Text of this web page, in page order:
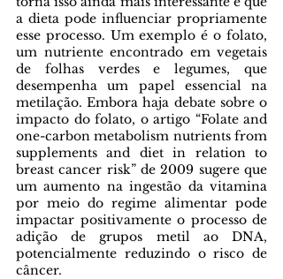
a dieta pode influenciar propriamente
esse processo. Um exemplo é o folato,
um nutriente encontrado em vegetais
de folhas verdes e legumes, que
desempenha um papel essencial na
metilação. Embora haja debate sobre o
impacto do folato, o artigo “Folate and
one-carbon metabolism nutrients from
supplements and diet in relation to
breast cancer risk” de 2009 sugere que
um aumento na ingestão da vitamina
por meio do regime alimentar pode
impactar positivamente o processo de
adição de grupos metil ao DNA,
potencialmente reduzindo o risco de
câncer.